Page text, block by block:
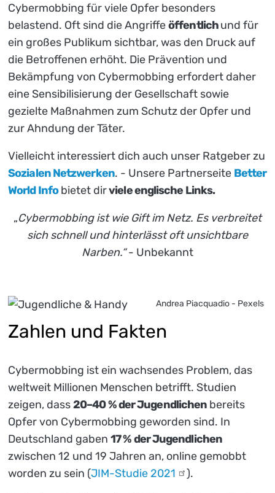
Cybermobbing für viele Opfer besonders
belastend. Oft sind die Angriffeöffentlichund für
ein großes Publikum sichtbar, was den Druck auf
die Betroffenen erhöht. Die Prävention und
Bekämpfung von Cybermobbing erfordert daher
eine Sensibilisierung der Gesellschaft sowie
gezielte Maßnahmen zum Schutz der Opfer und
zur Ahndung der Täter.
Vielleicht interessiert dich auch unser Ratgeber zu
Sozialen Netzwerken. - Unsere Partnerseite Better
World Infobietet dirviele englische Links.
„Cybermobbing ist wie Gift im Netz. Es verbreitet
sich schnell und hinterlässt oft unsichtbare
Narben.“- Unbekannt
Andrea Piacquadio - Pexels
Zahlen und Fakten
Cybermobbing ist ein wachsendes Problem, das
weltweit Millionen Menschen betrifft. Studien
zeigen, dass20–40 % der Jugendlichen bereits
Opfer von Cybermobbing geworden sind. In
Deutschland gaben 17 % der Jugendlichen
zwischen 12 und 19 Jahren an, online gemobbt
worden zu sein (JIM-Studie 2021 ).